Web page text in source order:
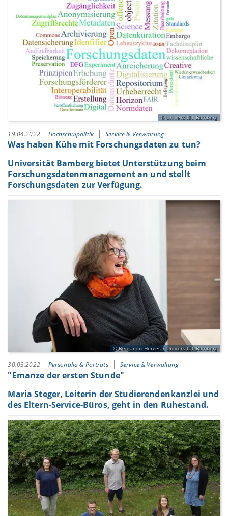
Universität Bamberg
19.04.2022 Hochschulpolitik Service & Verwaltung
Was haben Kühe mit Forschungsdaten zu tun?
Universität Bamberg bietet Unterstützung beim
Forschungsdatenmanagement an und stellt
Forschungsdaten zur Verfügung.
Benjamin Herges / Universität Bamberg
30.03.2022 Personalia & Porträts Service & Verwaltung
"Emanze der ersten Stunde"
Maria Steger, Leiterin der Studierendenkanzlei und
des Eltern-Service-Büros, geht in den Ruhestand.